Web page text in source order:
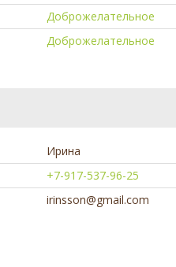
Доброжелательное
Доброжелательное
Ирина
+7-917-537-96-25
irinsson@gmail.com